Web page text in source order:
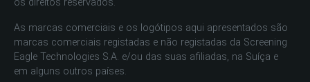
os direitos reservados.
As marcas comerciais e os logótipos aqui apresentados são
marcas comerciais registadas e não registadas da Screening
Eagle Technologies S.A. e/ou das suas afiliadas, na Suíça e
em alguns outros países.